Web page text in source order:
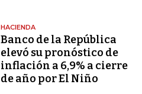
HACIENDA
Banco de la República
elevó su pronóstico de
inflación a 6,9% a cierre
de año por El Niño